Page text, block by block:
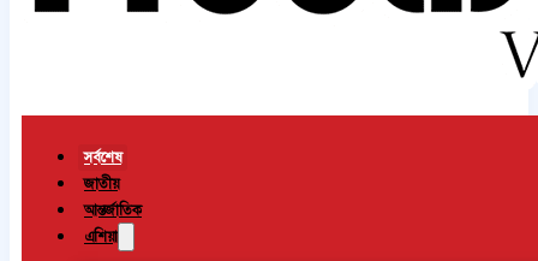
সর্বশেষ
জাতীয়
আন্তর্জাতিক
এশিয়া